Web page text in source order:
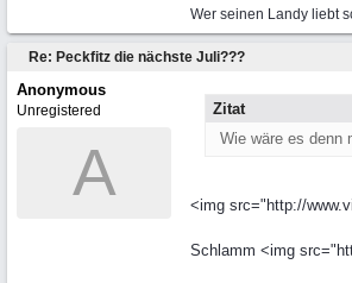
Wer seinen Landy liebt
Re: Peckfitz die nächste Juli???
Anonymous
Unregistered
A
Zitat
Wie wäre es denn
<img src="http://
Schlamm <img